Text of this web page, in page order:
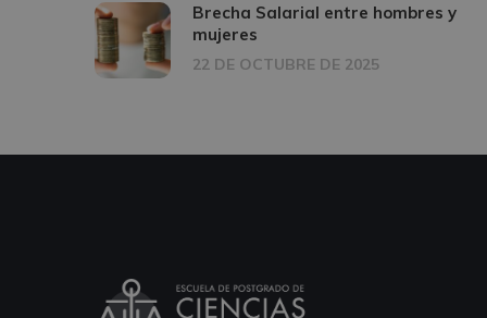
Brecha Salarial entre hombres y
mujeres
22 DE OCTUBRE DE 2025